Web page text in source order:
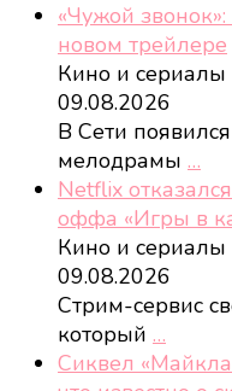
«Чужой
новом трейлере
Кино и сериалы
09.08.2026
В Сети
мелодрамы …
Netflix
оффа «Игры в
Кино и сериалы
09.08.2026
Стрим-сервис
который …
Сиквел